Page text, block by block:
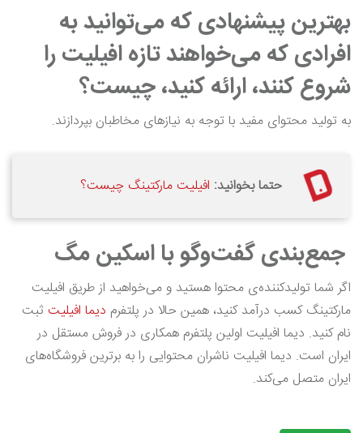
بهترین پیشنهادی که می‌توانید به
افرادی که می‌خواهند تازه افیلیت را
شروع کنند، ارائه کنید، چیست؟
به تولید محتوای مفید با توجه به نیاز‌های مخاطبان بپردازند.
حتما بخوانید: افیلیت مارکتینگ چیست؟
جمع‌بندی گفت‌وگو با اسکین مگ
اگر شما تولیدکننده‌ی محتوا هستید و می‌خواهید از طریق افیلیت
مارکتینگ کسب درآمد کنید، همین حالا در پلتفرم دیما افیلیت ثبت
نام کنید. دیما افیلیت اولین پلتفرم همکاری در فروش مستقل در
ایران است. دیما افیلیت ناشران محتوایی را به برترین فروشگاه‌های
ایران متصل می‌کند.